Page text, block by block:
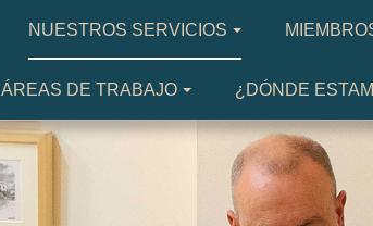
NUESTROS SERVICIOS
ÁREAS DE TRABAJO ¿DÓNDE